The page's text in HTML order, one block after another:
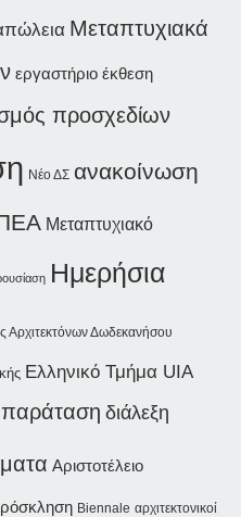
Μεταπτυχιακά
εργαστήριο έκθεση
προσχεδίων
Νέο ΔΣ ανακοίνωση
Μεταπτυχιακό
Ημερήσια
Αρχιτεκτόνων Δωδεκανήσου
Ελληνικό Τμήμα UIA
παράταση διάλεξη
Αριστοτέλειο
Biennale αρχιτεκτονικοί